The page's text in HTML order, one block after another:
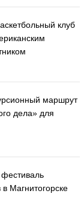
клуб
маршрут
дела» для
фестиваль
Магнитогорске